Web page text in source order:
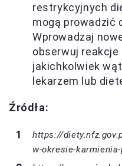
restrykcyjnych
mogą prowadzić
Wprowadzaj
obserwuj reakcje
jakichkolwiek
lekarzem lub
Źródła:
https://
w-okresie-